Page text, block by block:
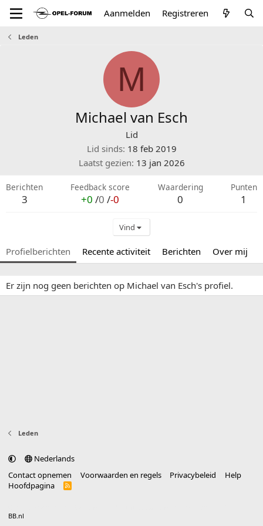
Aanmelden Registreren
Leden
M
Michael van Esch
Lid
Lid sinds 18 feb 2019
Laatst gezien 13 jan 2026
Berichten
3
Feedback score
+0 /0 /-0
Waardering
0
Punten
1
Vind
Profielberichten Recente activiteit Berichten Over mij
Er zijn nog geen berichten op Michael van Esch's profiel.
Leden
Nederlands
Contact opnemen
Voorwaarden en regels Privacybeleid
Help
Hoofdpagina
R
BB.nl